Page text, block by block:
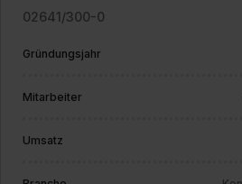
02641/300-0
Gründungsjahr
Mitarbeiter
Umsatz